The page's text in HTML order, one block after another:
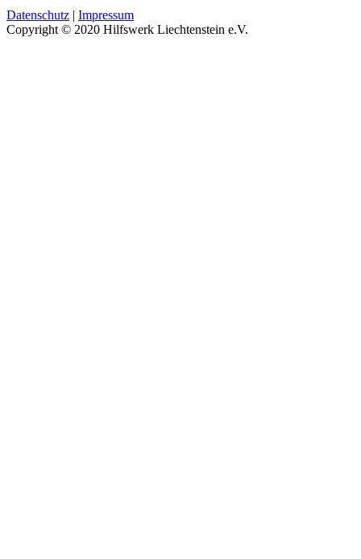
Datenschutz | Impressum
Copyright © 2020 Hilfswerk Liechtenstein e.V.